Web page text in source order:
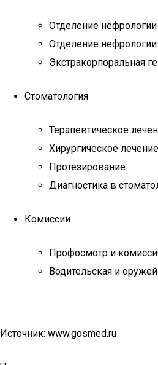
Отделение
Отделение
Экстракорпоральная
Стоматология
Терапевтическое
Хирургическое лечение
Протезирование
Диагностика в
Комиссии
Профосмотр и
Водительская и
Источник: www.gosmed.ru